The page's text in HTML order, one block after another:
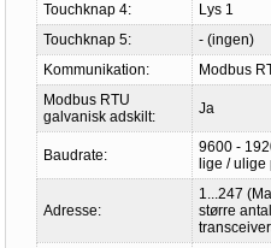
Touchknap 4:
Lys 1
Touchknap 5:
- (ingen)
Kommunikation:
Modbus
Modbus RTU
galvanisk adskilt:
Ja
Baudrate:
9600 -
lige /
Adresse:
1...247
større